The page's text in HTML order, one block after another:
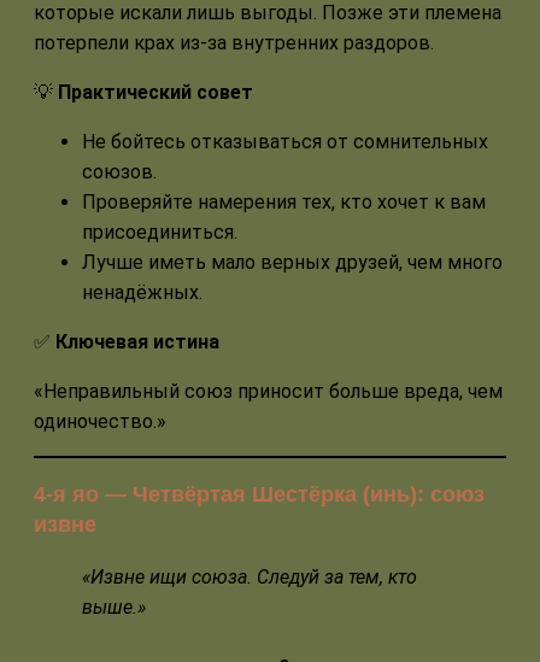
которые искали лишь выгоды. Позже эти племена
потерпели крах из-за внутренних раздоров.
💡 Практический совет
Не бойтесь отказываться от сомнительных
союзов.
Проверяйте намерения тех, кто хочет к вам
присоединиться.
Лучше иметь мало верных друзей, чем много
ненадёжных.
✅ Ключевая истина
«Неправильный союз приносит больше вреда, чем
одиночество.»
4-я яо — Четвёртая Шестёрка (инь): союз
извне
«Извне ищи союза. Следуй за тем, кто
выше.»